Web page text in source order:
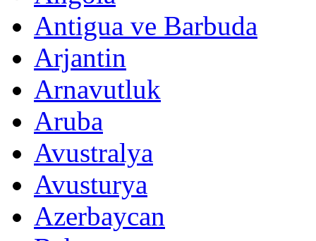
Antigua ve Barbuda
Arjantin
Arnavutluk
Aruba
Avustralya
Avusturya
Azerbaycan